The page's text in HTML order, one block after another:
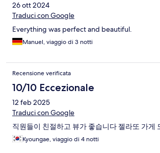
26 ott 2024
Traduci con Google
Everything was perfect and beautiful.
Manuel, viaggio di 3 notti
Recensione verificata
10/10 Eccezionale
12 feb 2025
Traduci con Google
직원들이 친절하고 뷰가 좋습니다 젤라또 가게
Kyoungae, viaggio di 4 notti